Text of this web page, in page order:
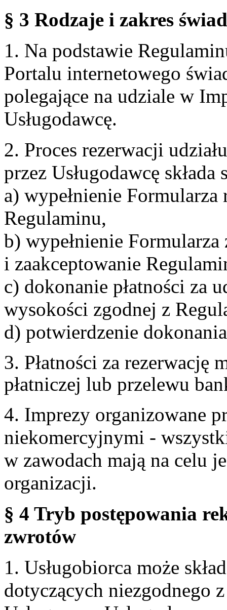
§ 3 Rodzaje i zakres
1. Na podstawie
Portalu internetowego
polegające na udziale w
Usługodawcę.
2. Proces rezerwacji
przez Usługodawcę
a) wypełnienie
Regulaminu,
b) wypełnienie Formularza
i zaakceptowanie
c) dokonanie płatności za
wysokości zgodnej z
d) potwierdzenie
3. Płatności za rezerwację
płatniczej lub przelewu
4. Imprezy organizowane
niekomercyjnymi -
w zawodach mają na celu
organizacji.
§ 4 Tryb postępowania
zwrotów
1. Usługobiorca może
dotyczących niezgodnego